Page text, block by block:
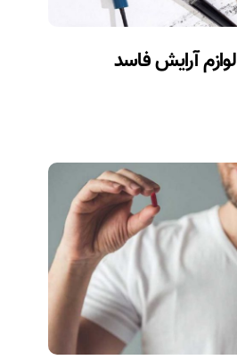
آرایش فاسد